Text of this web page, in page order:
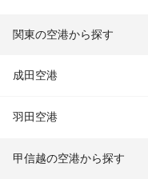
関東の空港から探す
成田空港
羽田空港
甲信越の空港から探す